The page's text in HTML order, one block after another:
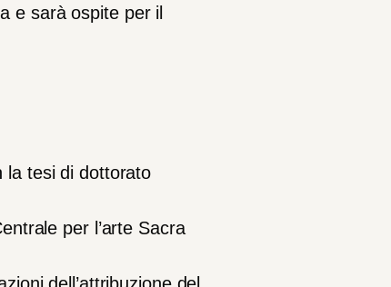
e sarà ospite per il
la tesi di dottorato
per l’arte Sacra